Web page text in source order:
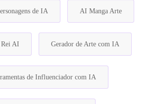
de IA AI Manga Arte
Rei AI Gerador de Arte com IA
de Influenciador com IA